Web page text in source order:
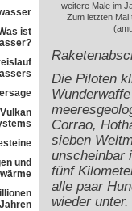
ist
und
Jahren
weitere Male im
Zum letzten Mal
Die Piloten
Corrao,
sieben
unscheinbar
fünf
alle paar
wieder unter.